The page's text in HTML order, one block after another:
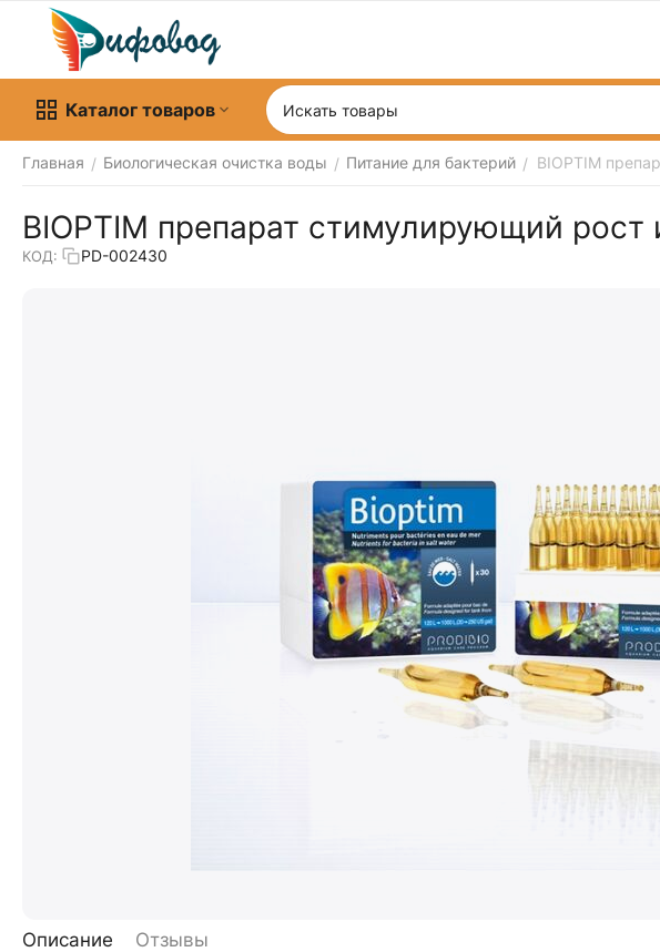
Каталог товаров
Главная / Биологическая очистка воды / Питание для бактерий / BIOPTIM
BIOPTIM препарат стимулирующий
КОД: PD-002430
Описание Отзывы